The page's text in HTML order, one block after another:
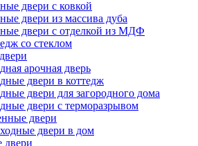
двери с ковкой
двери из массива дуба
двери с отделкой из МДФ
со стеклом
арочная дверь
двери в коттедж
двери для загородного дома
двери с терморазрывом
двери
двери в дом
двери